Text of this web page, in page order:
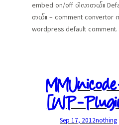
embed on/off ပါလာတယ်။
တယ်။ – comment convertor
wordpress default
[WP-
Sep 17, 2012nothing